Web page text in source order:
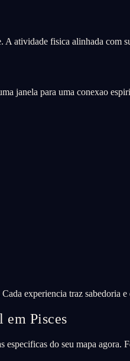
A atividade fisica alinhada com
janela para uma conexao
experiencia traz sabedoria e
Pisces
especificas do seu mapa agora.